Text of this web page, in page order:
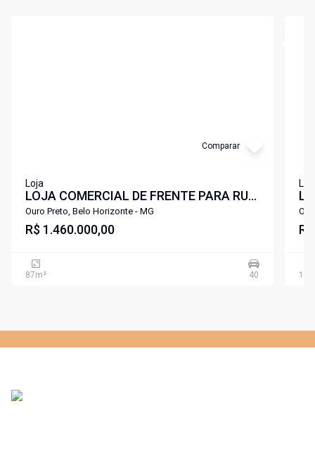
Comparar
Loja
LOJA COMERCIAL DE FRENTE PARA RUA
STREET MALL FLEMING .
Ouro Preto, Belo Horizonte - MG
R$ 1.460.000,00
87m² 40 118